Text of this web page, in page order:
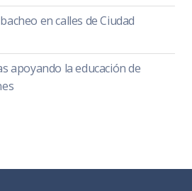
en calles de Ciudad
apoyando la educación de